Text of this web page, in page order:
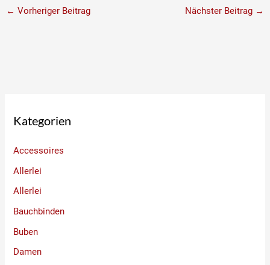
← Vorheriger Beitrag Nächster Beitrag →
Kategorien
Accessoires
Allerlei
Allerlei
Bauchbinden
Buben
Damen